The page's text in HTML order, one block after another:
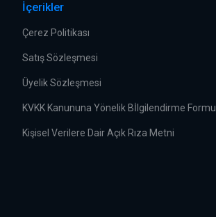
İçerikler
Çerez Politikası
Satış Sözleşmesi
Üyelik Sözleşmesi
KVKK Kanununa Yönelik Bİlgilendirme Formu
Kişisel Verilere Dair Açık Rıza Metni